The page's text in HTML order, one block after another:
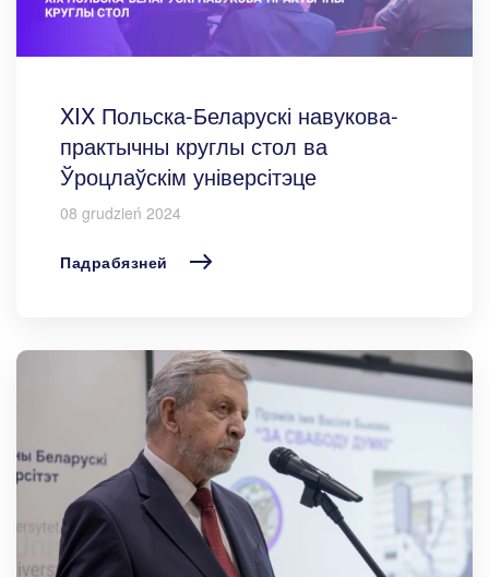
XIX Польска-Беларускі навукова-
практычны круглы стол ва
Ўроцлаўскім універсітэце
08 grudzień 2024
Падрабязней